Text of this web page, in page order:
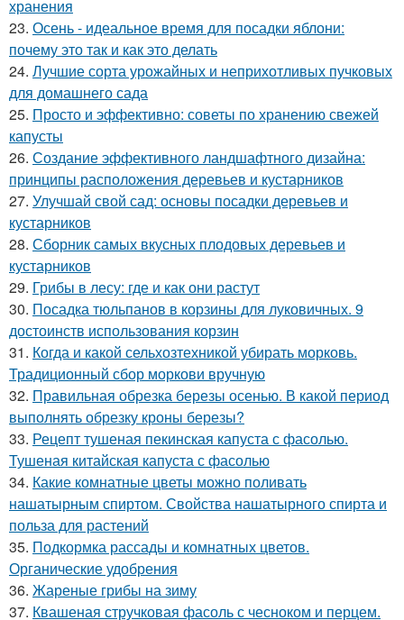
хранения
23. Осень - идеальное время для посадки яблони:
почему это так и как это делать
24. Лучшие сорта урожайных и неприхотливых пучковых
для домашнего сада
25. Просто и эффективно: советы по хранению свежей
капусты
26. Создание эффективного ландшафтного дизайна:
принципы расположения деревьев и кустарников
27. Улучшай свой сад: основы посадки деревьев и
кустарников
28. Сборник самых вкусных плодовых деревьев и
кустарников
29. Грибы в лесу: где и как они растут
30. Посадка тюльпанов в корзины для луковичных. 9
достоинств использования корзин
31. Когда и какой сельхозтехникой убирать морковь.
Традиционный сбор моркови вручную
32. Правильная обрезка березы осенью. В какой период
выполнять обрезку кроны березы?
33. Рецепт тушеная пекинская капуста с фасолью.
Тушеная китайская капуста с фасолью
34. Какие комнатные цветы можно поливать
нашатырным спиртом. Свойства нашатырного спирта и
польза для растений
35. Подкормка рассады и комнатных цветов.
Органические удобрения
36. Жареные грибы на зиму
37. Квашеная стручковая фасоль с чесноком и перцем.